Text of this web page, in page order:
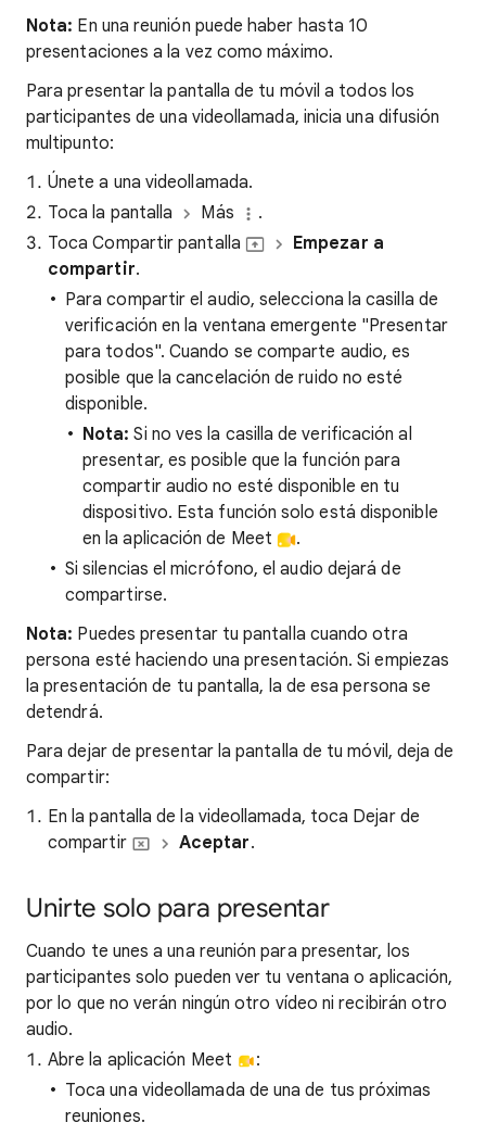
Nota: En una reunión puede haber hasta 10
presentaciones a la vez como máximo.
Para presentar la pantalla de tu móvil a todos los
participantes de una videollamada, inicia una difusión
multipunto:
Únete a una videollamada.
Toca la pantalla
Más
.
Toca Compartir pantalla
Empezar a
compartir.
Para compartir el audio, selecciona la casilla de
verificación en la ventana emergente "Presentar
para todos". Cuando se comparte audio, es
posible que la cancelación de ruido no esté
disponible.
Nota: Si no ves la casilla de verificación al
presentar, es posible que la función para
compartir audio no esté disponible en tu
dispositivo. Esta función solo está disponible
en la aplicación de Meet
.
Si silencias el micrófono, el audio dejará de
compartirse.
Nota: Puedes presentar tu pantalla cuando otra
persona esté haciendo una presentación. Si empiezas
la presentación de tu pantalla, la de esa persona se
detendrá.
Para dejar de presentar la pantalla de tu móvil, deja de
compartir:
En la pantalla de la videollamada, toca Dejar de
compartir
Aceptar.
Unirte solo para presentar
Cuando te unes a una reunión para presentar, los
participantes solo pueden ver tu ventana o aplicación,
por lo que no verán ningún otro vídeo ni recibirán otro
audio.
Abre la aplicación Meet
:
Toca una videollamada de una de tus próximas
reuniones.